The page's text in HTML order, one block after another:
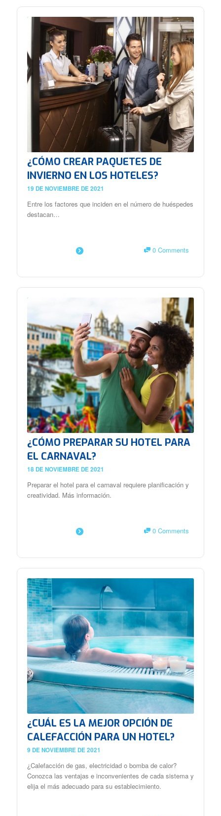
¿CÓMO CREAR PAQUETES DE
INVIERNO EN LOS HOTELES?
19 DE NOVIEMBRE DE 2021
Entre los factores que inciden en el número de huéspedes
destacan…
0 Comments
¿CÓMO PREPARAR SU HOTEL PARA
EL CARNAVAL?
18 DE NOVIEMBRE DE 2021
Preparar el hotel para el carnaval requiere planificación y
creatividad. Más información.
0 Comments
¿CUÁL ES LA MEJOR OPCIÓN DE
CALEFACCIÓN PARA UN HOTEL?
9 DE NOVIEMBRE DE 2021
¿Calefacción de gas, electricidad o bomba de calor?
Conozca las ventajas e inconvenientes de cada sistema y
elija el más adecuado para su establecimiento.